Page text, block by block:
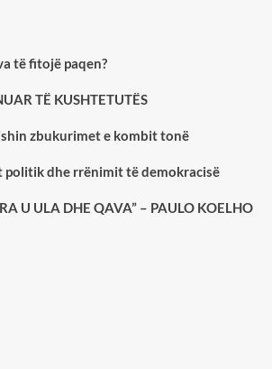
të fitojë paqen?
TË KUSHTETUTËS
zbukurimet e kombit tonë
politik dhe rrënimit të demokracisë
U ULA DHE QAVA” – PAULO KOELHO